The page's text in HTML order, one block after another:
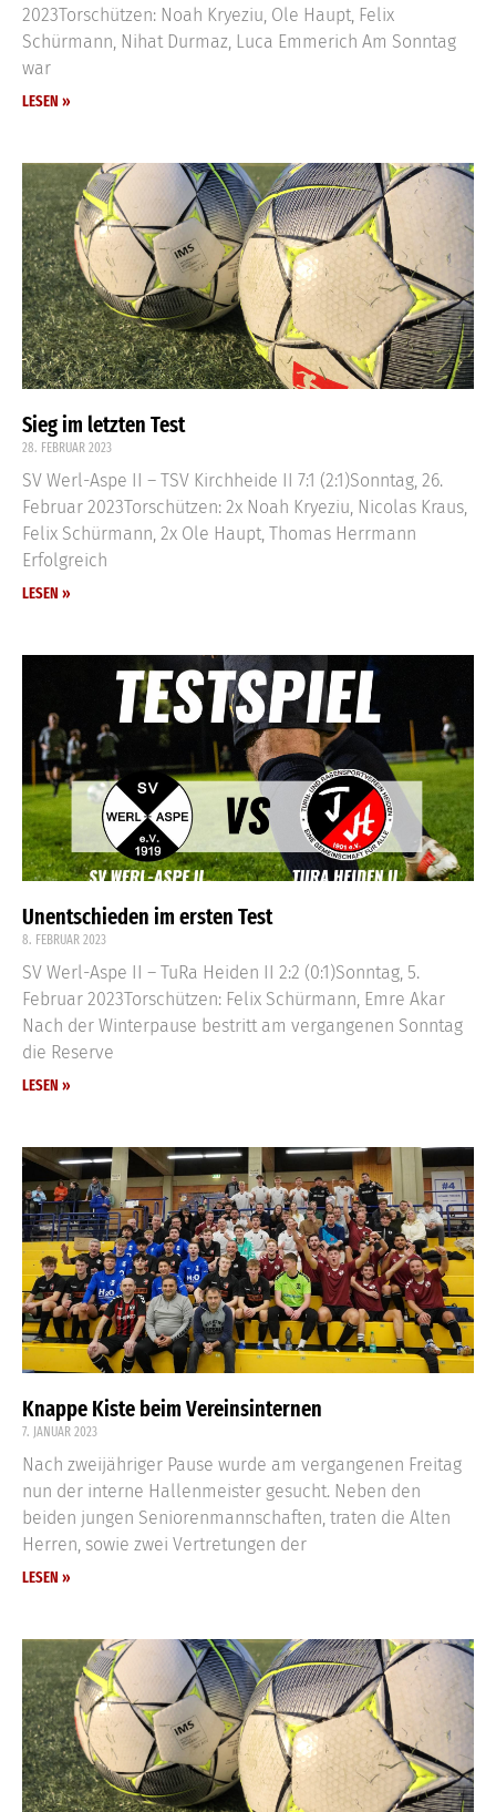
2023Torschützen: Noah Kryeziu, Ole Haupt, Felix
Schürmann, Nihat Durmaz, Luca Emmerich Am Sonntag
war
LESEN »
Sieg im letzten Test
28. FEBRUAR 2023
SV Werl-Aspe II – TSV Kirchheide II 7:1 (2:1)Sonntag, 26.
Februar 2023Torschützen: 2x Noah Kryeziu, Nicolas Kraus,
Felix Schürmann, 2x Ole Haupt, Thomas Herrmann
Erfolgreich
LESEN »
Unentschieden im ersten Test
8. FEBRUAR 2023
SV Werl-Aspe II – TuRa Heiden II 2:2 (0:1)Sonntag, 5.
Februar 2023Torschützen: Felix Schürmann, Emre Akar
Nach der Winterpause bestritt am vergangenen Sonntag
die Reserve
LESEN »
Knappe Kiste beim Vereinsinternen
7. JANUAR 2023
Nach zweijähriger Pause wurde am vergangenen Freitag
nun der interne Hallenmeister gesucht. Neben den
beiden jungen Seniorenmannschaften, traten die Alten
Herren, sowie zwei Vertretungen der
LESEN »